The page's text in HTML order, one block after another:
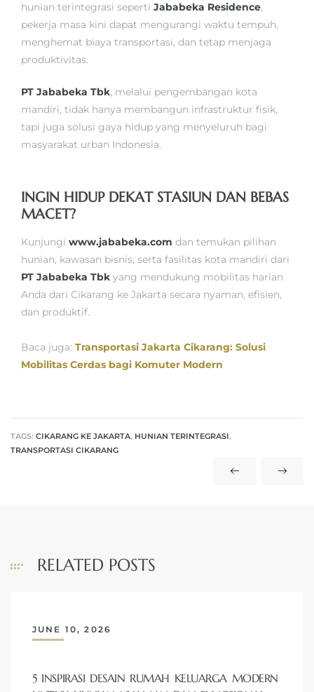
hunian terintegrasi seperti Jababeka Residence,
pekerja masa kini dapat mengurangi waktu tempuh,
menghemat biaya transportasi, dan tetap menjaga
produktivitas.
PT Jababeka Tbk, melalui pengembangan kota
mandiri, tidak hanya membangun infrastruktur fisik,
tapi juga solusi gaya hidup yang menyeluruh bagi
masyarakat urban Indonesia.
INGIN HIDUP DEKAT STASIUN DAN BEBAS
MACET?
Kunjungi www.jababeka.com dan temukan pilihan
hunian, kawasan bisnis, serta fasilitas kota mandiri dari
PT Jababeka Tbk yang mendukung mobilitas harian
Anda dari Cikarang ke Jakarta secara nyaman, efisien,
dan produktif.
Baca juga: Transportasi Jakarta Cikarang: Solusi
Mobilitas Cerdas bagi Komuter Modern
TAGS: CIKARANG KE JAKARTA, HUNIAN TERINTEGRASI,
TRANSPORTASI CIKARANG
RELATED POSTS
JUNE 10, 2026
5 INSPIRASI DESAIN RUMAH KELUARGA MODERN